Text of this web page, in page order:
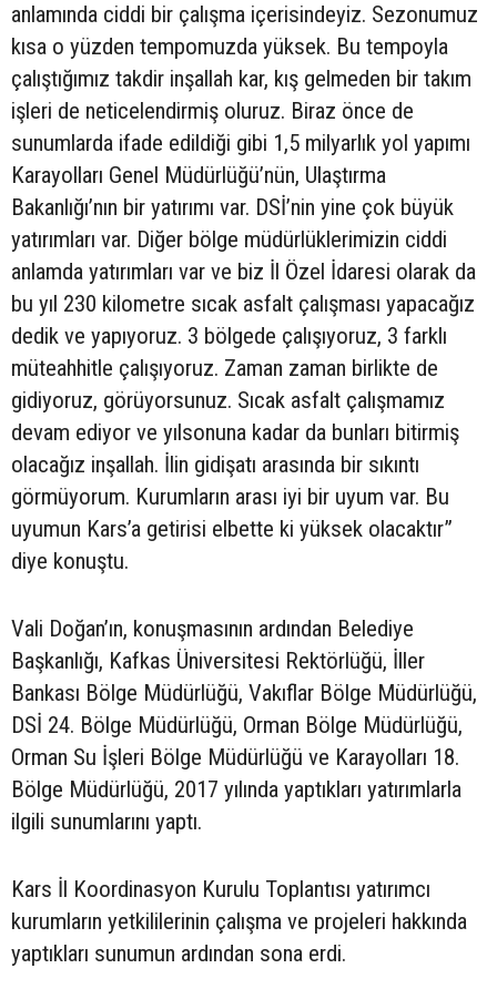
anlamında ciddi bir çalışma içerisindeyiz. Sezonumuz
kısa o yüzden tempomuzda yüksek. Bu tempoyla
çalıştığımız takdir inşallah kar, kış gelmeden bir takım
işleri de neticelendirmiş oluruz. Biraz önce de
sunumlarda ifade edildiği gibi 1,5 milyarlık yol yapımı
Karayolları Genel Müdürlüğü’nün, Ulaştırma
Bakanlığı’nın bir yatırımı var. DSİ’nin yine çok büyük
yatırımları var. Diğer bölge müdürlüklerimizin ciddi
anlamda yatırımları var ve biz İl Özel İdaresi olarak da
bu yıl 230 kilometre sıcak asfalt çalışması yapacağız
dedik ve yapıyoruz. 3 bölgede çalışıyoruz, 3 farklı
müteahhitle çalışıyoruz. Zaman zaman birlikte de
gidiyoruz, görüyorsunuz. Sıcak asfalt çalışmamız
devam ediyor ve yılsonuna kadar da bunları bitirmiş
olacağız inşallah. İlin gidişatı arasında bir sıkıntı
görmüyorum. Kurumların arası iyi bir uyum var. Bu
uyumun Kars’a getirisi elbette ki yüksek olacaktır”
diye konuştu.
Vali Doğan’ın, konuşmasının ardından Belediye
Başkanlığı, Kafkas Üniversitesi Rektörlüğü, İller
Bankası Bölge Müdürlüğü, Vakıflar Bölge Müdürlüğü,
DSİ 24. Bölge Müdürlüğü, Orman Bölge Müdürlüğü,
Orman Su İşleri Bölge Müdürlüğü ve Karayolları 18.
Bölge Müdürlüğü, 2017 yılında yaptıkları yatırımlarla
ilgili sunumlarını yaptı.
Kars İl Koordinasyon Kurulu Toplantısı yatırımcı
kurumların yetkililerinin çalışma ve projeleri hakkında
yaptıkları sunumun ardından sona erdi.